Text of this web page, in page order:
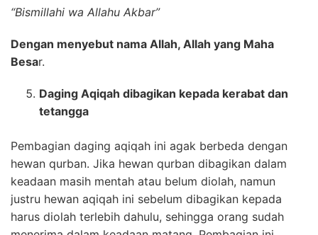
“Bismillahi wa Allahu Akbar”
Dengan menyebut nama Allah, Allah yang Maha
Besar.
Daging Aqiqah dibagikan kepada kerabat dan
tetangga
Pembagian daging aqiqah ini agak berbeda dengan
hewan qurban. Jika hewan qurban dibagikan dalam
keadaan masih mentah atau belum diolah, namun
justru hewan aqiqah ini sebelum dibagikan kepada
harus diolah terlebih dahulu, sehingga orang sudah